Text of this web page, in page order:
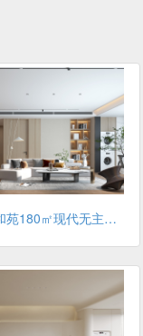
东润泰和苑180㎡现代无主灯风格装修案例